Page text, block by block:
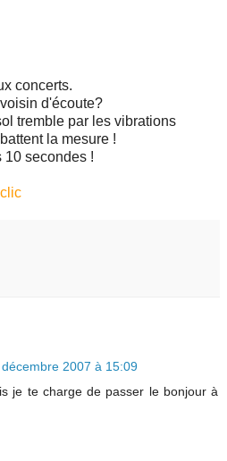
concerts.
d'écoute?
tremble par les vibrations
la mesure !
10 secondes !
clic
décembre 2007 à 15:09
je te charge de passer le bonjour à